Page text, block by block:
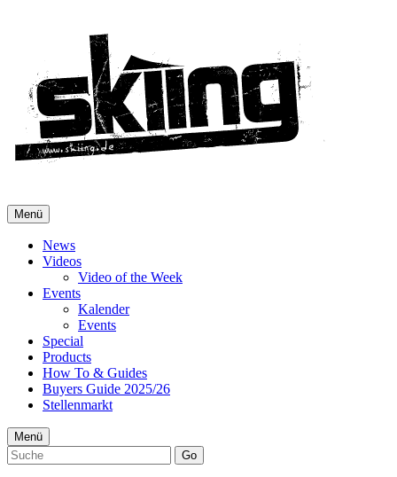
Menü
News
Videos
Video of the Week
Events
Kalender
Events
Special
Products
How To & Guides
Buyers Guide 2025/26
Stellenmarkt
Menü
Go